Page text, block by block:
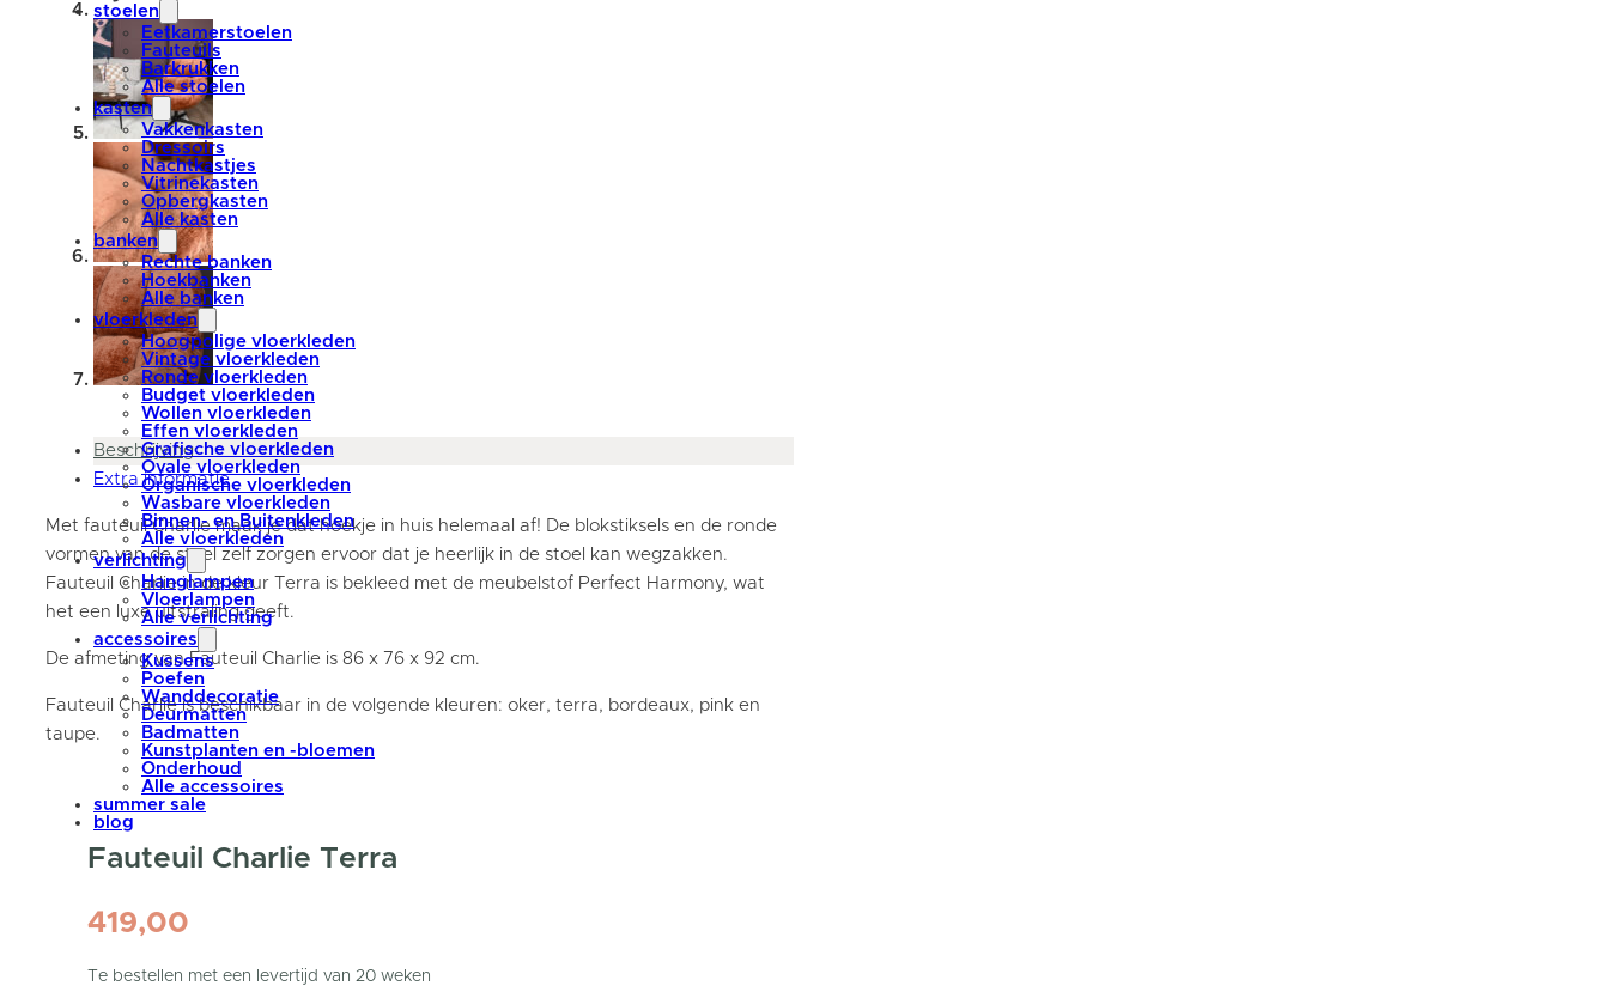
stoelen
Eetkamerstoelen
Fauteuils
Barkrukken
Alle stoelen
kasten
Vakkenkasten
Dressoirs
Nachtkastjes
Vitrinekasten
Opbergkasten
Alle kasten
banken
Rechte banken
Hoekbanken
Alle banken
vloerkleden
Hoogpolige vloerkleden
Vintage vloerkleden
Ronde vloerkleden
Budget vloerkleden
Wollen vloerkleden
Effen vloerkleden
Grafische vloerkleden
Ovale vloerkleden
Organische vloerkleden
Wasbare vloerkleden
Binnen- en Buitenkleden
Alle vloerkleden
verlichting
Hanglampen
Vloerlampen
Alle verlichting
accessoires
Kussens
Poefen
Wanddecoratie
Deurmatten
Badmatten
Kunstplanten en -bloemen
Onderhoud
Alle accessoires
summer sale
blog
Beschrijving
Extra informatie
Met fauteuil Charlie maak je dat hoekje in huis helemaal af! De blokstiksels en de ronde
vormen van de stoel zelf zorgen ervoor dat je heerlijk in de stoel kan wegzakken.
Fauteuil Charlie in de kleur Terra is bekleed met de meubelstof Perfect Harmony, wat
het een luxe uitstraling geeft.
De afmeting van Fauteuil Charlie is 86 x 76 x 92 cm.
Fauteuil Charlie is beschikbaar in de volgende kleuren: oker, terra, bordeaux, pink en
taupe.
Fauteuil Charlie Terra
419,00
Te bestellen met een levertijd van 20 weken